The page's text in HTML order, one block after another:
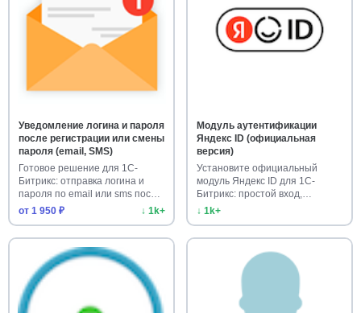
Уведомление логина и пароля
после регистрации или смены
пароля (email, SMS)
Готовое решение для 1С-
Битрикс: отправка логина и
пароля по email или sms после
…
от 1 950 ₽ ↓ 1k+
Модуль аутентификации
Яндекс ID (официальная
версия)
Установите официальный
модуль Яндекс ID для 1С-
Битрикс: простой вход,
привязка п…
↓ 1k+